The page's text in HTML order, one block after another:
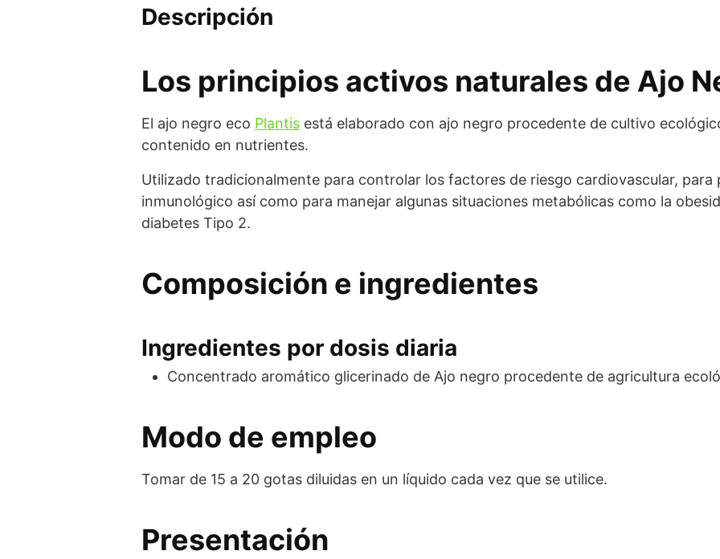
Descripción
Los principios activos naturales de Ajo
El ajo negro eco Plantis está elaborado con ajo negro procedente de cultivo
contenido en nutrientes.
Utilizado tradicionalmente para controlar los factores de riesgo cardiovascular, para
inmunológico así como para manejar algunas situaciones metabólicas como la
diabetes Tipo 2.
Composición e ingredientes
Ingredientes por dosis diaria
Concentrado aromático glicerinado de Ajo negro procedente de agricultura
Modo de empleo
Tomar de 15 a 20 gotas diluidas en un líquido cada vez que se utilice.
Presentación